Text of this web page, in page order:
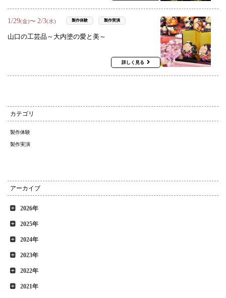
1/29(金)〜 2/3(水) 製作体験 製作実演
山口の工芸品～大内塗の愛と美～
詳しく見る
カテゴリ
製作体験
製作実演
アーカイブ
2026年
2025年
2024年
2023年
2022年
2021年